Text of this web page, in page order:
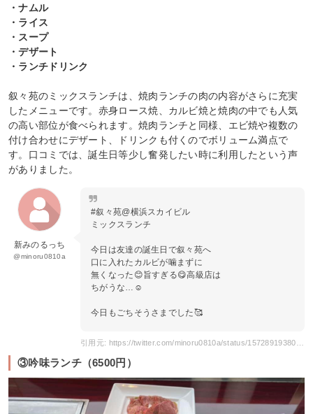
・ナムル
・ライス
・スープ
・デザート
・ランチドリンク
叙々苑のミックスランチは、焼肉ランチの肉の内容がさらに充実
したメニューです。赤身ロース焼、カルビ焼と焼肉の中でも人気
の高い部位が食べられます。焼肉ランチと同様、エビ焼や複数の
付け合わせにデザート、ドリンクも付くのでボリューム満点で
す。口コミでは、誕生日等少し奮発したい時に利用したという声
がありました。
新みのるっち
@minoru0810a
#叙々苑@横浜スカイビル
ミックスランチ
今日は友達の誕生日で叙々苑へ
口に入れたカルビが噛まずに
無くなった😊旨すぎる😋高級店は
ちがうな…☺️
今日もごちそうさまでした🥰
③吟味ランチ（6500円）